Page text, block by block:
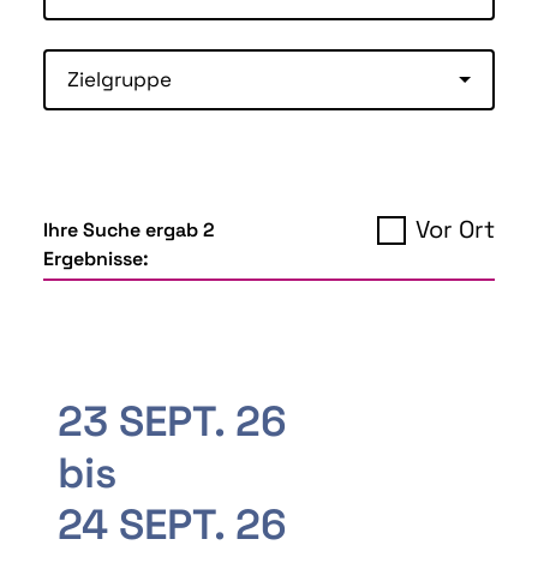
Zielgruppe
Ihre Suche ergab 2
Ergebnisse:
Vor Ort
23 SEPT. 26
bis
24 SEPT. 26